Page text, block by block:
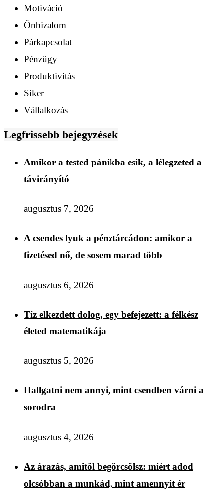
Motiváció
Önbizalom
Párkapcsolat
Pénzügy
Produktivitás
Siker
Vállalkozás
Legfrissebb bejegyzések
Amikor a tested pánikba esik, a lélegzeted a
távirányító
augusztus 7, 2026
A csendes lyuk a pénztárcádon: amikor a
fizetésed nő, de sosem marad több
augusztus 6, 2026
Tíz elkezdett dolog, egy befejezett: a félkész
életed matematikája
augusztus 5, 2026
Hallgatni nem annyi, mint csendben várni a
sorodra
augusztus 4, 2026
Az árazás, amitől begörcsölsz: miért adod
olcsóbban a munkád, mint amennyit ér